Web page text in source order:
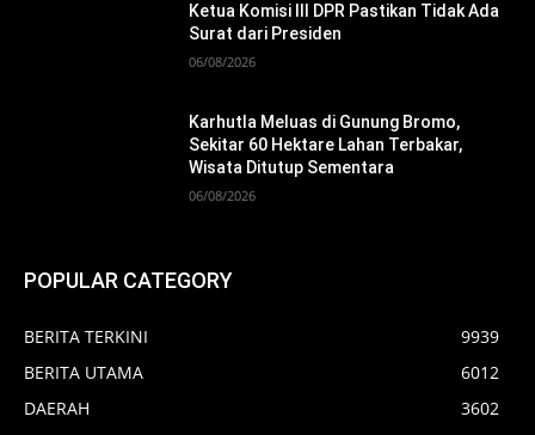
Ketua Komisi III DPR Pastikan Tidak Ada
Surat dari Presiden
06/08/2026
Karhutla Meluas di Gunung Bromo,
Sekitar 60 Hektare Lahan Terbakar,
Wisata Ditutup Sementara
06/08/2026
POPULAR CATEGORY
BERITA TERKINI
9939
BERITA UTAMA
6012
DAERAH
3602